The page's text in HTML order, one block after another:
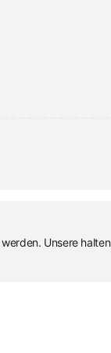
Unsere